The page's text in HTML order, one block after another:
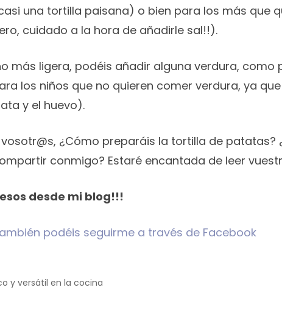
una tortilla paisana) o bien para los más que
cuidado a la hora de añadirle sal!!).
más ligera, podéis añadir alguna verdura,
los niños que no quieren comer verdura, ya
y el huevo).
vosotr@s, ¿Cómo preparáis la tortilla de
conmigo? Estaré encantada de leer
desde mi blog!!!
podéis seguirme a través de Facebook
y versátil en la cocina